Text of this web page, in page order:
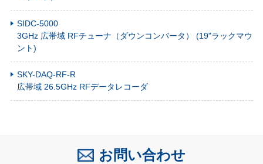
SIDC-5000
3GHz 広帯域 RFチューナ（ダウンコンバータ） (19"ラックマウ
ント)
SKY-DAQ-RF-R
広帯域 26.5GHz RFデータレコーダ
お問い合わせ